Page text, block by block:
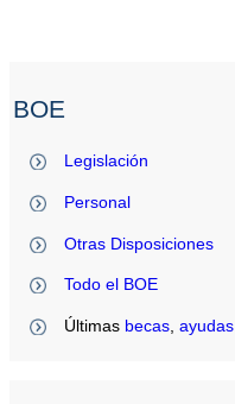
BOE
Legislación
Personal
Otras Disposiciones
Todo el BOE
Últimas becas ,ayudas